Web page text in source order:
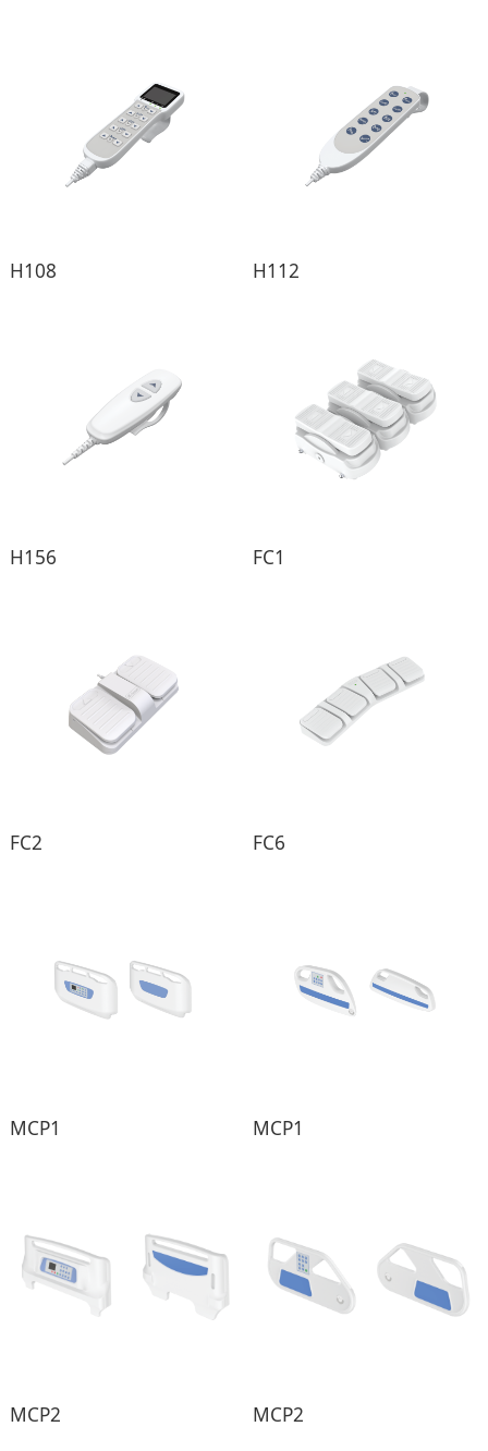
H108 H112
H156 FC1
FC2 FC6
MCP1 MCP1
MCP2 MCP2